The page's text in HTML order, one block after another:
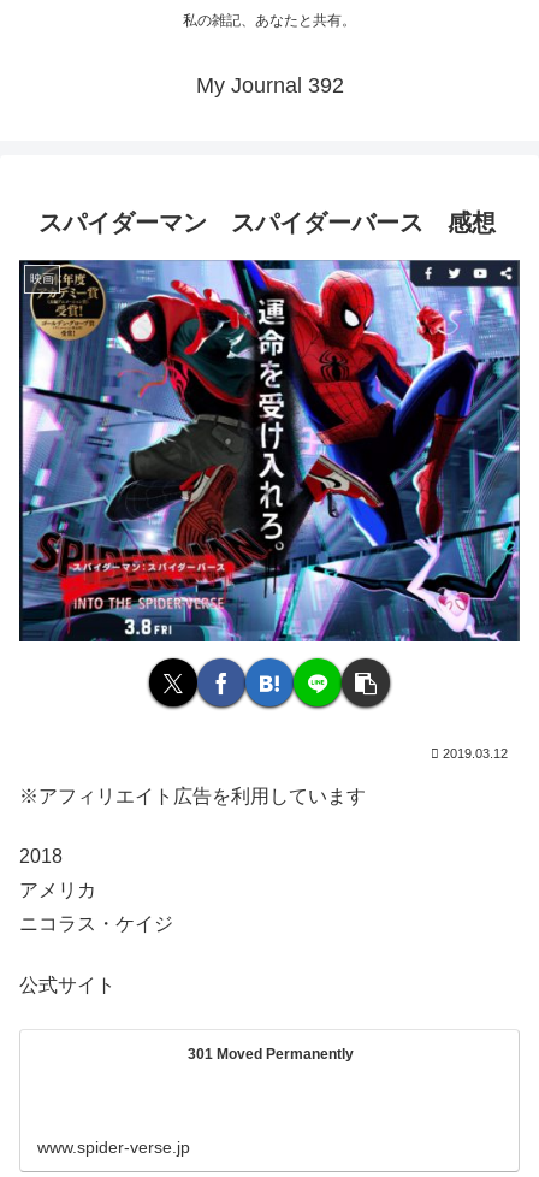
私の雑記、あなたと共有。
My Journal 392
スパイダーマン スパイダーバース 感想
映画
2019.03.12
※アフィリエイト広告を利用しています
2018
アメリカ
ニコラス・ケイジ
公式サイト
301 Moved Permanently
www.spider-verse.jp